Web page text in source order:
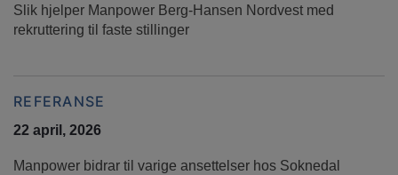
Slik hjelper Manpower Berg-Hansen Nordvest med
rekruttering til faste stillinger
REFERANSE
22 april, 2026
Manpower bidrar til varige ansettelser hos Soknedal